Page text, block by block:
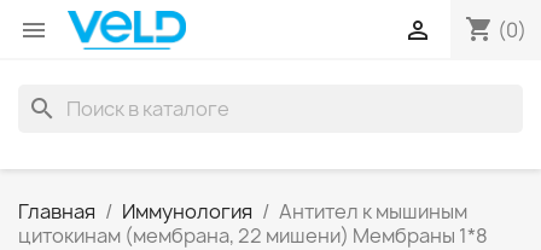
 shopping_cart (0)

search
Главная Иммунология
Антител к мышиным
цитокинам (мембрана, 22 мишени) Мембраны 1*8